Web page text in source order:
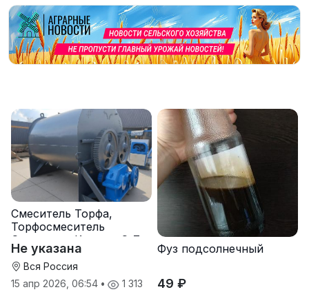
Смеситель Торфа,
Торфосмеситель
Смеситель Кормов С-7
Не указана
Вся Россия
15 апр 2026, 06:54 • 1 313
Фуз подсолнечный
49 ₽